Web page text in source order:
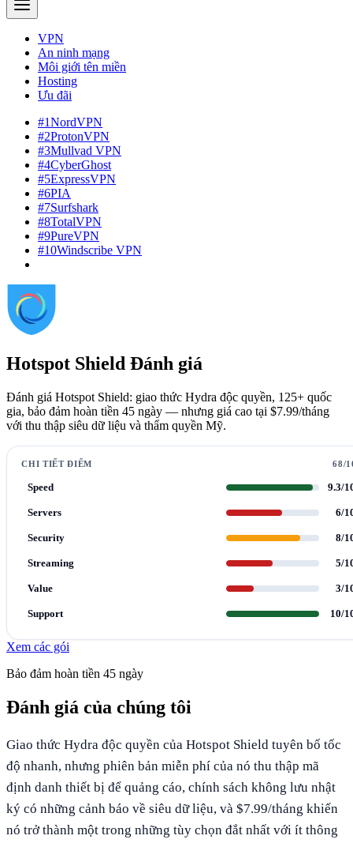
VPN
An ninh mạng
Môi giới tên miền
Hosting
Ưu đãi
#1NordVPN
#2ProtonVPN
#3Mullvad VPN
#4CyberGhost
#5ExpressVPN
#6PIA
#7Surfshark
#8TotalVPN
#9PureVPN
#10Windscribe VPN
Hotspot Shield Đánh giá
Đánh giá Hotspot Shield: giao thức Hydra độc quyền, 125+ quốc
gia, bảo đảm hoàn tiền 45 ngày — nhưng giá cao tại $7.99/tháng
với thu thập siêu dữ liệu và thẩm quyền Mỹ.
CHI TIẾT ĐIỂM 68/
Speed 9.3/
Servers 6/
Security 8/
Streaming 5/
Value 3/
Support 10/
Xem các gói
Bảo đảm hoàn tiền 45 ngày
Đánh giá của chúng tôi
Giao thức Hydra độc quyền của Hotspot Shield tuyên bố tốc
độ nhanh, nhưng phiên bản miễn phí của nó thu thập mã
định danh thiết bị để quảng cáo, chính sách không lưu nhật
ký có những cảnh báo về siêu dữ liệu, và $7.99/tháng khiến
nó trở thành một trong những tùy chọn đắt nhất với ít thông